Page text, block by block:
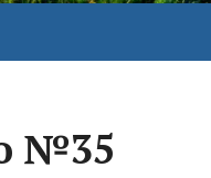
№35